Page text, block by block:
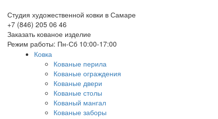
Студия художественной ковки в Самаре
+7 (846) 205 06 46
Заказать кованое изделие
Режим работы: Пн-Сб 10:00-17:00
Ковка
Кованые перила
Кованые ограждения
Кованые двери
Кованые столы
Кованый мангал
Кованые заборы